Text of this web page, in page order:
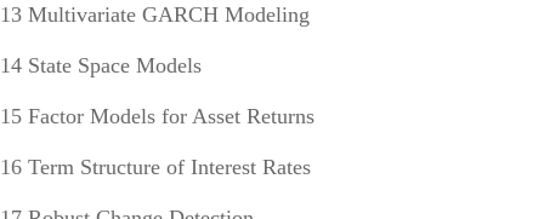
13 Multivariate GARCH Modeling
14 State Space Models
15 Factor Models for Asset Returns
16 Term Structure of Interest Rates